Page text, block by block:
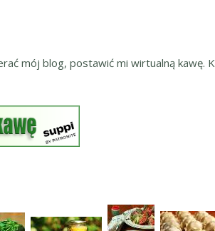
mój blog, postawić mi wirtualną kawę.